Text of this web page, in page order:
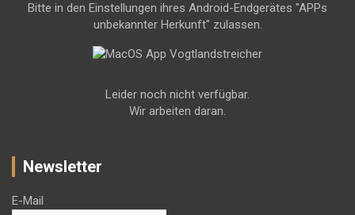
Bitte in den Einstellungen ihres Android-Endgerätes "APPs
unbekannter Herkunft" zulassen.
Leider noch nicht verfügbar.
Wir arbeiten daran.
Newsletter
E-Mail